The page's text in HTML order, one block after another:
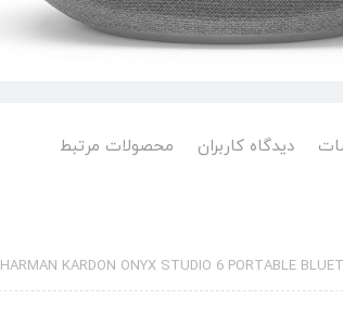
دیدگاه کاربران محصولات مرتبط
HARMAN KARDON ONYX STUDIO 6 PORTABLE